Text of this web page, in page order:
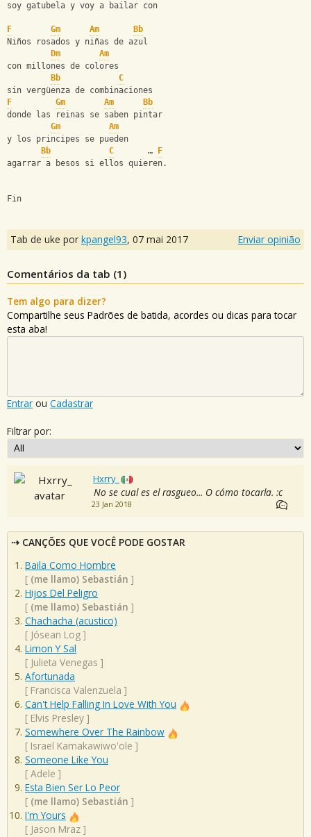
soy gatubela y voy a bailar con
F Gm Am
Bb
Niños rosados y niñas de azul
Dm
Am
con millones de colores
Bb
C
sin vergüenza de combinaciones
F
Gm Am
Bb
donde las reinas se saben pintar
Gm
Am
y los principes se pueden
Bb
C
       …
F
agarrar a besos si ellos quieren.
Fin
Tab de uke por kpangel93, 07 mai 2017 Enviar opinião
Comentários da tab (1 )
Tem algo para dizer?
Compartilhe seus Padrões de batida, acordes ou dicas para tocar
esta aba!
Entrar ou Cadastrar
Filtrar por:
Hxrry_
No se cual es el rasgueo... O cómo tocarla. :c
23 Jan 2018
CANÇÕES QUE VOCÊ PODE GOSTAR
Baila Como Hombre
[ (me llamo) Sebastián ]
Hijos Del Peligro
[ (me llamo) Sebastián ]
Chachacha (acustico)
[ Jósean Log ]
Limon Y Sal
[ Julieta Venegas ]
Afortunada
[ Francisca Valenzuela ]
Can't Help Falling In Love With You
[ Elvis Presley ]
Somewhere Over The Rainbow
[ Israel Kamakawiwo'ole ]
Someone Like You
[ Adele ]
Esta Bien Ser Lo Peor
[ (me llamo) Sebastián ]
I'm Yours
[ Jason Mraz ]